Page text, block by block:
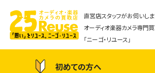
直営店スタッフがお伺いしま
オーディオ楽器カメラ専門
「ニーゴ・リユース」
初めての方へ